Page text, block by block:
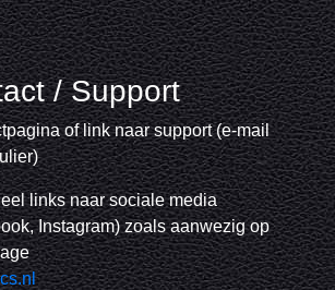
/ Support
of link naar support (e-mail
links naar sociale media
Instagram) zoals aanwezig op